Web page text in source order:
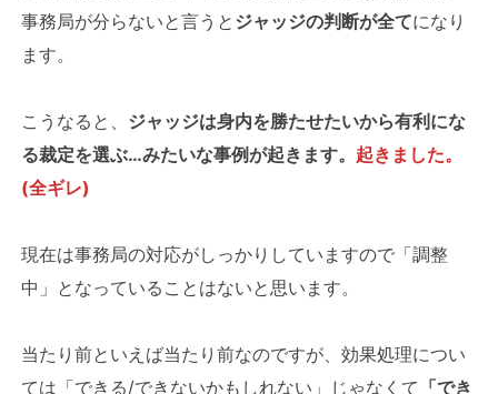
事務局が分らないと言うと ジャッジの判断が全てになり
ます。
こうなると、 ジャッジは身内を勝たせたいから有利にな
る裁定を選ぶ…みたいな事例が起きます。 起きました。
(全ギレ)
現在は事務局の対応がしっかりしていますので「調整
中」となっていることはないと思います。
当たり前といえば当たり前なのですが、効果処理につい
ては「できる/できないかもしれない」じゃなくて 「でき